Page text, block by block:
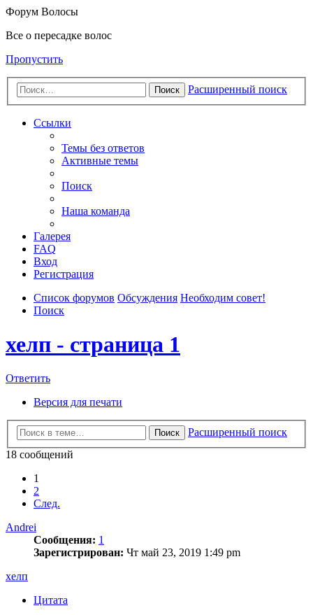
Форум Волосы
Все о пересадке волос
Пропустить
Поиск Расширенный поиск
Ссылки
Темы без ответов
Активные темы
Поиск
Наша команда
Галерея
FAQ
Вход
Регистрация
Список форумов Обсуждения Необходим совет!
Поиск
хелп - страница 1
Ответить
Версия для печати
Поиск
Расширенный поиск
18 сообщений
1
2
След.
Andrei
Сообщения: 1
Зарегистрирован: Чт май 23, 2019 1:49 pm
хелп
Цитата